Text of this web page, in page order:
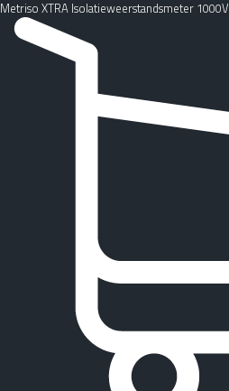
Metriso XTRA Isolatieweerstandsmeter 1000V